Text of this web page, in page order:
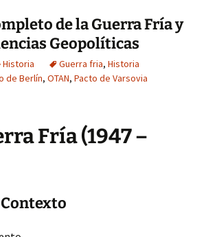
de la Guerra Fría y
Geopolíticas
Historia Guerra fria, Historia
de Berlín, OTAN, Pacto de Varsovia
Fría (1947 –